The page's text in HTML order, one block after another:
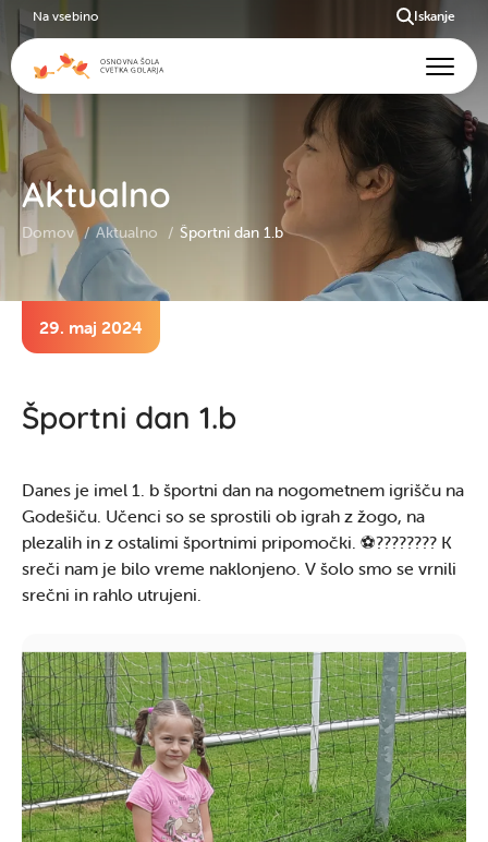
Aktualno
Domov Aktualno Športni dan 1.b
29. maj 2024
Športni dan 1.b
Danes je imel 1. b športni dan na nogometnem igrišču na
Godešiču. Učenci so se sprostili ob igrah z žogo, na
plezalih in z ostalimi športnimi pripomočki. ⚽️???????? K
sreči nam je bilo vreme naklonjeno. V šolo smo se vrnili
srečni in rahlo utrujeni.
Na vsebino Iskanje